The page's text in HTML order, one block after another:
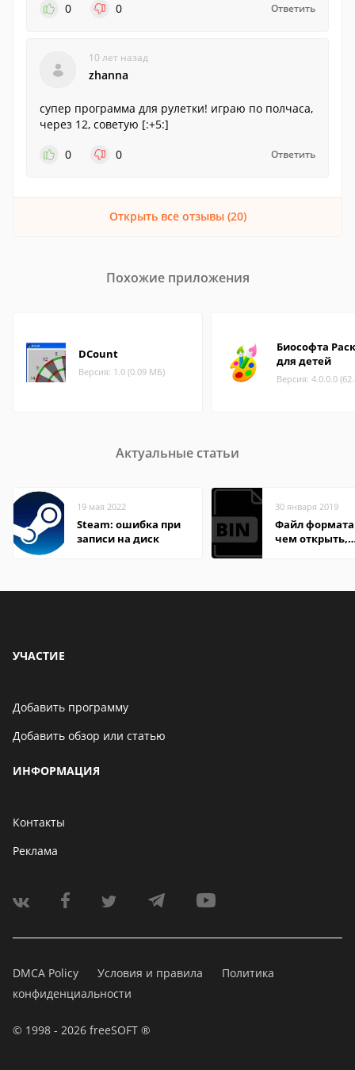
0
0 Ответить
10 лет назад
zhanna
супер программа для рулетки! играю по полчаса,
через 12, советую [:+5:]
0
0 Ответить
Открыть все отзывы (20)
Похожие приложения
DCount
Версия: 1.0 (0.09 МБ)
Биософта
для детей
Версия: 4.0.0.0
Актуальные статьи
19 мая 2022
Steam: ошибка при
записи на диск
30 января 2019
Файл формата
чем открыть,
УЧАСТИЕ
Добавить программу
Добавить обзор или статью
ИНФОРМАЦИЯ
Контакты
Реклама
DMCA Policy Условия и правила
Политика
конфиденциальности
© 1998 - 2026 freeSOFT ®